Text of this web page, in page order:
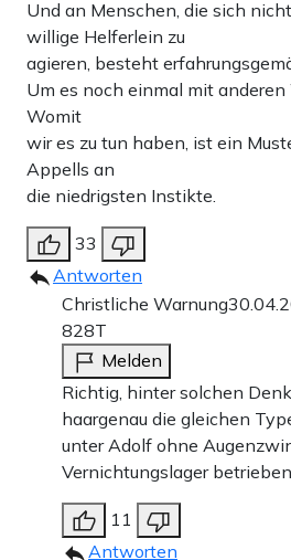
Und an Menschen, die sich
willige Helferlein zu
agieren, besteht
Um es noch einmal mit anderen
Womit
wir es zu tun haben, ist ein
Appells an
die niedrigsten Instikte.
33
Antworten
Christliche Warnung
828T
Melden
Richtig, hinter solchen
haargenau die gleichen
unter Adolf ohne
Vernichtungslager
11
Antworten